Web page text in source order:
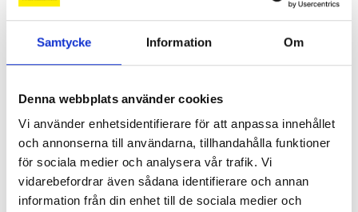
Samtycke Information Om
Denna webbplats använder cookies
Vi använder enhetsidentifierare för att anpassa innehållet
och annonserna till användarna, tillhandahålla funktioner
för sociala medier och analysera vår trafik. Vi
vidarebefordrar även sådana identifierare och annan
information från din enhet till de sociala medier och
kännas nära”
Fler profiler